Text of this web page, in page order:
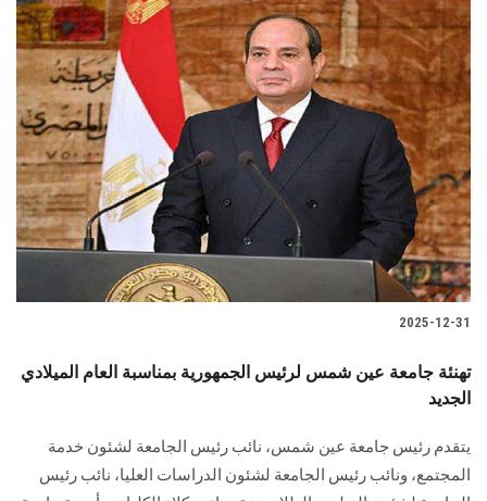
2025-12-31
تهنئة جامعة عين شمس لرئيس الجمهورية بمناسبة العام الميلادي
الجديد
يتقدم رئيس جامعة عين شمس، نائب رئيس الجامعة لشئون خدمة
المجتمع، ونائب رئيس الجامعة لشئون الدراسات العليا، نائب رئيس